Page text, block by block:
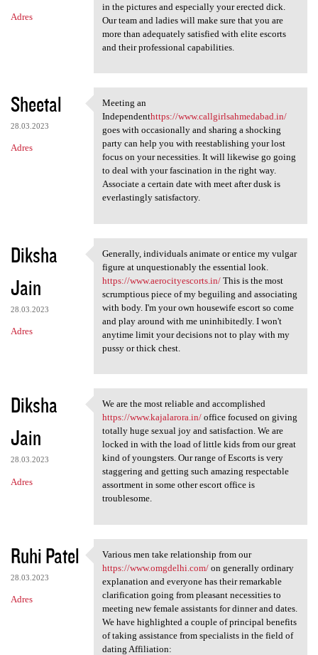
Adres
in the pictures and especially your erected dick.
Our team and ladies will make sure that you are
more than adequately satisfied with elite escorts
and their professional capabilities.
Sheetal
28.03.2023
Adres
Meeting an Independenthttps:/
Meeting an
Independenthttps://www.callgirlsahmedabad.in/
goes with occasionally and sharing a shocking
party can help you with reestablishing your lost
focus on your necessities. It will likewise go going
to deal with your fascination in the right way.
Associate a certain date with meet after dusk is
everlastingly satisfactory.
Diksha
Jain
28.03.2023
Adres
Generally, individuals
Generally, individuals animate or entice my vulgar
figure at unquestionably the essential look.
https://www.aerocityescorts.in/This is the most
scrumptious piece of my beguiling and associating
with body. I'm your own housewife escort so come
and play around with me uninhibitedly. I won't
anytime limit your decisions not to play with my
pussy or thick chest.
Diksha
Jain
28.03.2023
Adres
We are the most reliable and
We are the most reliable and accomplished
https://www.kajalarora.in/office focused on giving
totally huge sexual joy and satisfaction. We are
locked in with the load of little kids from our great
kind of youngsters. Our range of Escorts is very
staggering and getting such amazing respectable
assortment in some other escort office is
troublesome.
Ruhi Patel
28.03.2023
Adres
Various men take relationship
Various men take relationship from our
https://www.omgdelhi.com/on generally ordinary
explanation and everyone has their remarkable
clarification going from pleasant necessities to
meeting new female assistants for dinner and dates.
We have highlighted a couple of principal benefits
of taking assistance from specialists in the field of
dating Affiliation: